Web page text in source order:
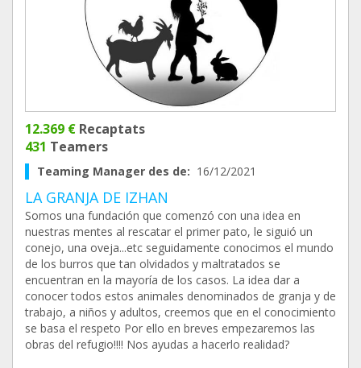
12.369 € Recaptats
431 Teamers
Teaming Manager des de: 16/12/2021
LA GRANJA DE IZHAN
Somos una fundación que comenzó con una idea en
nuestras mentes al rescatar el primer pato, le siguió un
conejo, una oveja...etc seguidamente conocimos el mundo
de los burros que tan olvidados y maltratados se
encuentran en la mayoría de los casos. La idea dar a
conocer todos estos animales denominados de granja y de
trabajo, a niños y adultos, creemos que en el conocimiento
se basa el respeto Por ello en breves empezaremos las
obras del refugio!!!! Nos ayudas a hacerlo realidad?